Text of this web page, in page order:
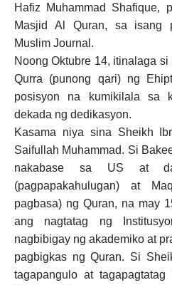
Hafiz Muhammad Shafique,
Masjid Al Quran, sa isang
Muslim Journal.
Noong Oktubre 14, itinalaga
Qurra (punong qari) ng
posisyon na kumikilala sa
dekada ng dedikasyon.
Kasama niya sina Sheikh
Saifullah Muhammad. Si
nakabase sa US at
(pagpapakahulugan) at
pagbasa) ng Quran, na may
ang nagtatag ng
nagbibigay ng akademiko at
pagbigkas ng Quran. Si
tagapangulo at